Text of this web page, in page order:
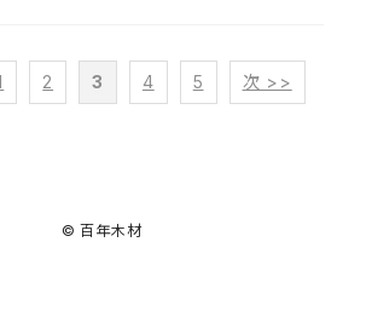
2 3 4 5 次 >>
© 百年木材